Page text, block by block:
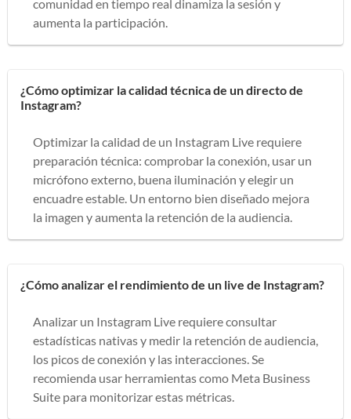
comunidad en tiempo real dinamiza la sesión y
aumenta la participación.
¿Cómo optimizar la calidad técnica de un directo de
Instagram?
Optimizar la calidad de un Instagram Live requiere
preparación técnica: comprobar la conexión, usar un
micrófono externo, buena iluminación y elegir un
encuadre estable. Un entorno bien diseñado mejora
la imagen y aumenta la retención de la audiencia.
¿Cómo analizar el rendimiento de un live de Instagram?
Analizar un Instagram Live requiere consultar
estadísticas nativas y medir la retención de audiencia,
los picos de conexión y las interacciones. Se
recomienda usar herramientas como Meta Business
Suite para monitorizar estas métricas.